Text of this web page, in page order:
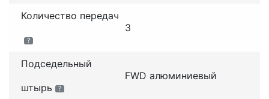
Количество передач
?
3
Подседельный
штырь
?
FWD алюминиевый